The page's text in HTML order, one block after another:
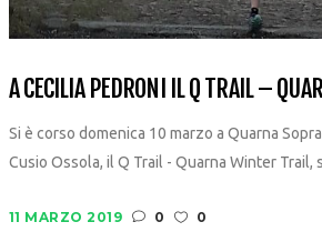
A CECILIA PEDRONI IL Q TRAIL –
Si è corso domenica 10 marzo a Quarna
Cusio Ossola, il Q Trail - Quarna Winter Trail,
11 MARZO 2019 0 0